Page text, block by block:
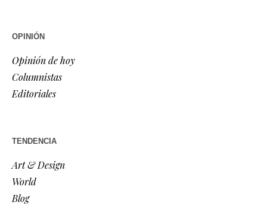
OPINIÓN
Opinión de hoy
Columnistas
Editoriales
TENDENCIA
Art & Design
World
Blog